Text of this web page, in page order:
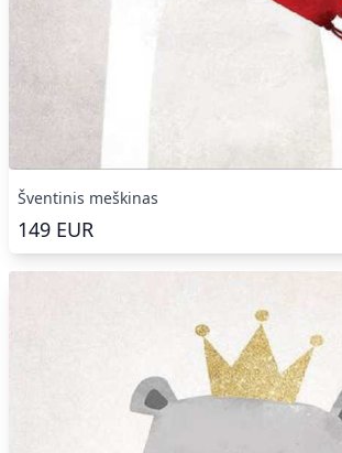
Šventinis meškinas
149 EUR